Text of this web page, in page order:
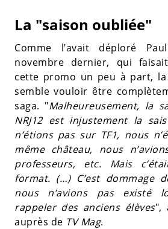
La "saison oubliée"
Comme l’avait déploré
novembre dernier, qui
cette promo un peu à part, la
semble vouloir être
saga. "Malheureusement, la
NRJ12 est injustement la
n’étions pas sur TF1, nous
même château, nous
professeurs, etc. Mais
format. (…) C’est dommage
nous n’avions pas existé
rappeler des anciens élèves",
auprès de TV Mag.